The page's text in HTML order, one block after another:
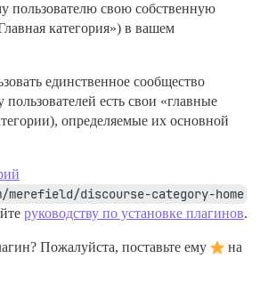
пользователю свою собственную
категория») в вашем
единственное сообщество
есть свои «главные
определяемые их основной
discourse-category-home
руководству по установке плагинов.
Пожалуйста, поставьте ему
на